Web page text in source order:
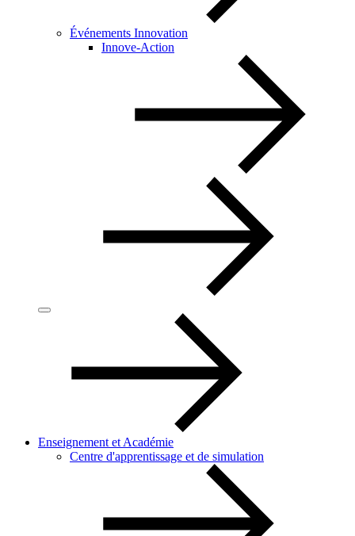
Événements Innovation
Innove-Action
Enseignement et Académie
Centre d'apprentissage et de simulation